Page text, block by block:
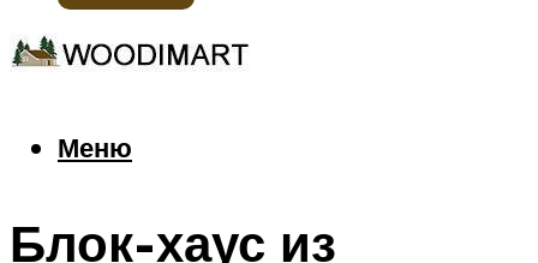
Меню
Меню
Блок-хаус из